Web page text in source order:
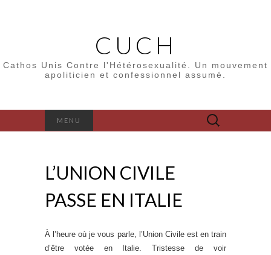
CUCH
Cathos Unis Contre l'Hétérosexualité. Un mouvement
apoliticien et confessionnel assumé.
MENU Rechercher :
L’UNION CIVILE
PASSE EN ITALIE
À l’heure où je vous parle, l’Union Civile est en train
d’être votée en Italie. Tristesse de voir